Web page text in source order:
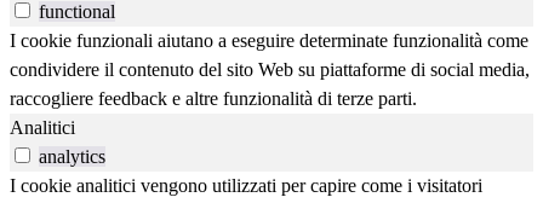
functional
I cookie funzionali aiutano a eseguire determinate funzionalità come
condividere il contenuto del sito Web su piattaforme di social media,
raccogliere feedback e altre funzionalità di terze parti.
Analitici
analytics
I cookie analitici vengono utilizzati per capire come i visitatori